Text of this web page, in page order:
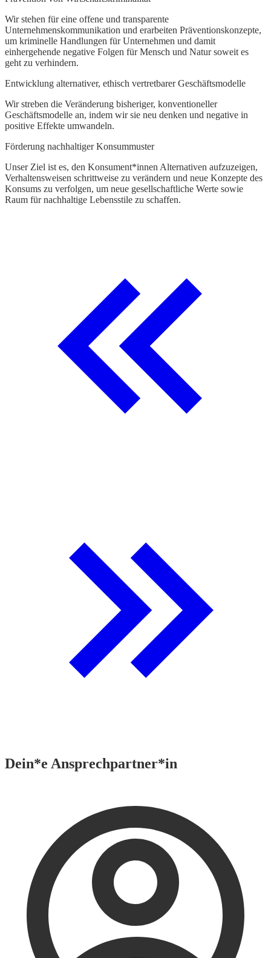
Wir stehen für eine offene und transparente
Unternehmenskommunikation und erarbeiten Präventionskonzepte,
um kriminelle Handlungen für Unternehmen und damit
einhergehende negative Folgen für Mensch und Natur soweit es
geht zu verhindern.
Entwicklung alternativer, ethisch vertretbarer Geschäftsmodelle
Wir streben die Veränderung bisheriger, konventioneller
Geschäftsmodelle an, indem wir sie neu denken und negative in
positive Effekte umwandeln.
Förderung nachhaltiger Konsummuster
Unser Ziel ist es, den Konsument*innen Alternativen aufzuzeigen,
Verhaltensweisen schrittweise zu verändern und neue Konzepte des
Konsums zu verfolgen, um neue gesellschaftliche Werte sowie
Raum für nachhaltige Lebensstile zu schaffen.
Dein*e Ansprechpartner*in